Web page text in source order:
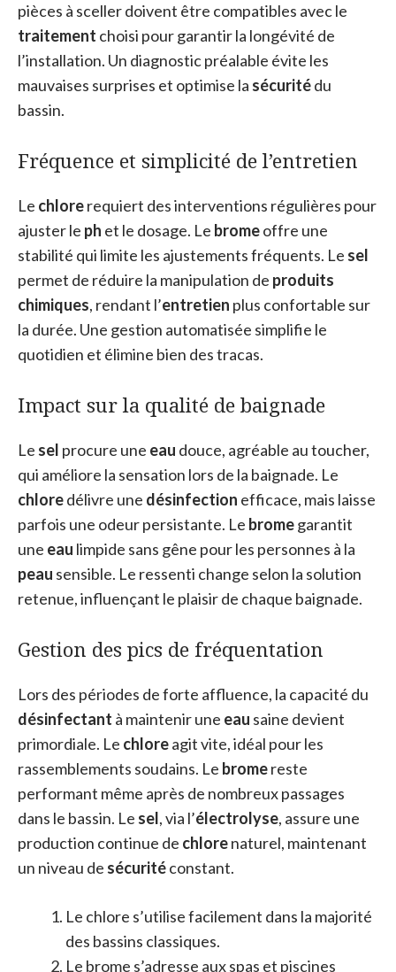
pièces à sceller doivent être compatibles avec le
traitement choisi pour garantir la longévité de
l’installation. Un diagnostic préalable évite les
mauvaises surprises et optimise la sécuritédu
bassin.
Fréquence et simplicité de l’entretien
Le chlorerequiert des interventions régulières pour
ajuster le ph et le dosage. Le bromeoffre une
stabilité qui limite les ajustements fréquents. Le sel
permet de réduire la manipulation de produits
chimiques, rendant l’entretien plus confortable sur
la durée. Une gestion automatisée simplifie le
quotidien et élimine bien des tracas.
Impact sur la qualité de baignade
Le sel procure une eau douce, agréable au toucher,
qui améliore la sensation lors de la baignade. Le
chloredélivre une désinfection efficace, mais laisse
parfois une odeur persistante. Le bromegarantit
une eau limpide sans gêne pour les personnes à la
peau sensible. Le ressenti change selon la solution
retenue, influençant le plaisir de chaque baignade.
Gestion des pics de fréquentation
Lors des périodes de forte affluence, la capacité du
désinfectant à maintenir une eau saine devient
primordiale. Le chloreagit vite, idéal pour les
rassemblements soudains. Le bromereste
performant même après de nombreux passages
dans le bassin. Le sel, via l’électrolyse, assure une
production continue de chlorenaturel, maintenant
un niveau de sécuritéconstant.
Le chlore s’utilise facilement dans la majorité
des bassins classiques.
Le brome s’adresse aux spas et piscines